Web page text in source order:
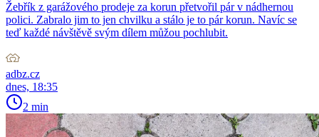
Žebřík z garážového prodeje za korun přetvořil pár v nádhernou
polici. Zabralo jim to jen chvilku a stálo je to pár korun. Navíc se
teď každé návštěvě svým dílem můžou pochlubit.
adbz.cz
dnes, 18:35
2 min